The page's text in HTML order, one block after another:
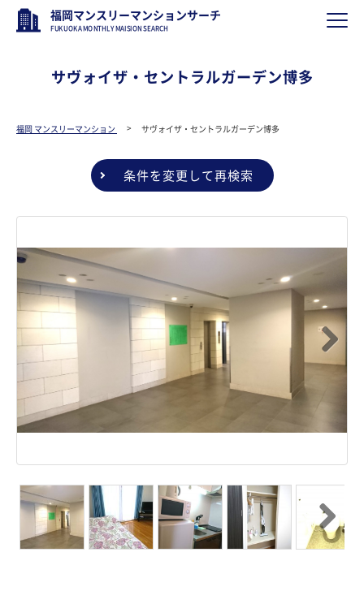
福岡マンスリーマンションサーチ
FUKUOKA MONTHLY MAISION SEARCH
サヴォイザ・セントラルガーデン博多
福岡 マンスリーマンション サヴォイザ・セントラルガーデン博多
条件を変更して再検索
Next
Next